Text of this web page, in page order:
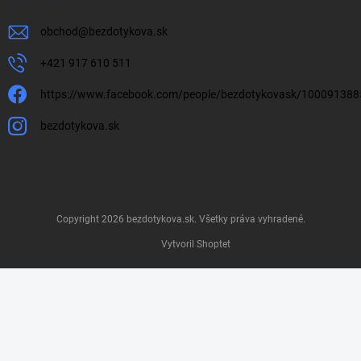
obchod @bezdotykova.sk
+421 917 610 511
https://www.facebook.com/people/bezdotykovask/
bezdotykova.sk
Vytvoril Shoptet
Copyright 2026 bezdotykova.sk. Všetky práva vyhradené.